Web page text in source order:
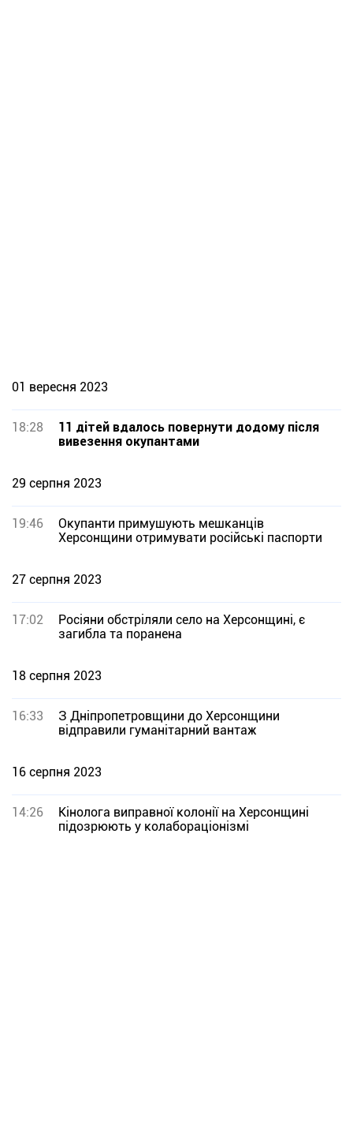
01 вересня 2023
18:28
11 дітей вдалось повернути додому після
вивезення окупантами
29 серпня 2023
19:46
Окупанти примушують мешканців
Херсонщини отримувати російські паспорти
27 серпня 2023
17:02
Росіяни обстріляли село на Херсонщині, є
загибла та поранена
18 серпня 2023
16:33
З Дніпропетровщини до Херсонщини
відправили гуманітарний вантаж
16 серпня 2023
14:26
Кінолога виправної колонії на Херсонщині
підозрюють у колабораціонізмі